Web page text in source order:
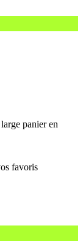
panier en